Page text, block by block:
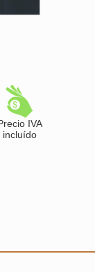
IVA
incluído